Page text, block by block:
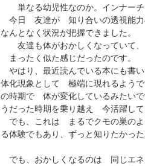
単なる幼児性なのか。インナーチ
今日 友達が 知り合いの透視能力
なんとなく状況が把握できました。
友達も体がおかしくなっていて、
まったく似た感じだったのです。
やはり、最近読んでいる本にも書
体化現象として 極端に現れるよう
の時期で 体が変化しているみたい
うだった時期を乗り越え 今活躍して
でも、これは まるでクモの巣の
る体験でもあり、ずっと知りたかっ
でも、おかしくなるのは 同じエネ